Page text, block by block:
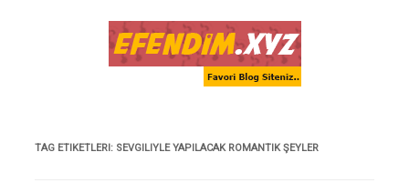
TAG ETIKETLERI: SEVGILIYLE YAPILACAK ROMANTIK ŞEYLER